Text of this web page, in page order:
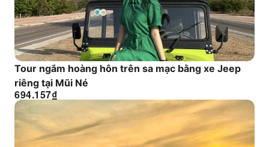
Tour ngắm hoàng hôn trên sa mạc bằng xe Jeep
riêng tại Mũi Né
₫
694.157